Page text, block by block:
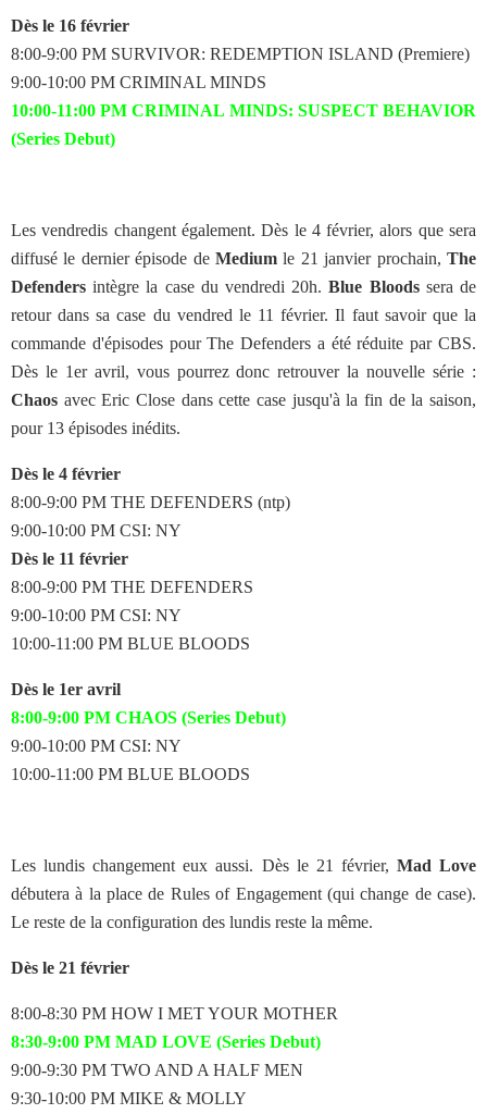
Dès le 16 février
8:00-9:00 PM SURVIVOR: REDEMPTION ISLAND (Premiere)
9:00-10:00 PM CRIMINAL MINDS
10:00-11:00 PM CRIMINAL MINDS: SUSPECT BEHAVIOR
(Series Debut)
Les vendredis changent également. Dès le 4 février, alors que sera
diffusé le dernier épisode de Medium le 21 janvier prochain, The
Defenders intègre la case du vendredi 20h.Blue Bloodssera de
retour dans sa case du vendred le 11 février. Il faut savoir que la
commande d'épisodes pour The Defenders a été réduite par CBS.
Dès le 1er avril, vous pourrez donc retrouver la nouvelle série :
Chaos avec Eric Close dans cette case jusqu'à la fin de la saison,
pour 13 épisodes inédits.
Dès le 4 février
8:00-9:00 PM THE DEFENDERS (ntp)
9:00-10:00 PM CSI: NY
Dès le 11 février
8:00-9:00 PM THE DEFENDERS
9:00-10:00 PM CSI: NY
10:00-11:00 PM BLUE BLOODS
Dès le 1er avril
8:00-9:00 PM CHAOS (Series Debut)
9:00-10:00 PM CSI: NY
10:00-11:00 PM BLUE BLOODS
Les lundis changement eux aussi. Dès le 21 février, Mad Love
débutera à la place de Rules of Engagement (qui change de case).
Le reste de la configuration des lundis reste la même.
Dès le 21 février
8:00-8:30 PM HOW I MET YOUR MOTHER
8:30-9:00 PM MAD LOVE (Series Debut)
9:00-9:30 PM TWO AND A HALF MEN
9:30-10:00 PM MIKE & MOLLY